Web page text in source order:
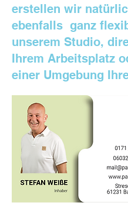
erstellen wir
ebenfalls ganz
unserem Studio,
Ihrem Arbeitsplatz
einer Umgebung